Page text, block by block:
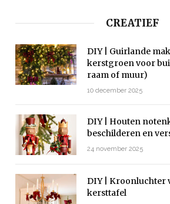
CREATIEF
DIY | Guirlande
kerstgroen voor
raam of muur)
10 december 2025
DIY | Houten
beschilderen en
24 november 2025
DIY | Kroonluchter
kersttafel